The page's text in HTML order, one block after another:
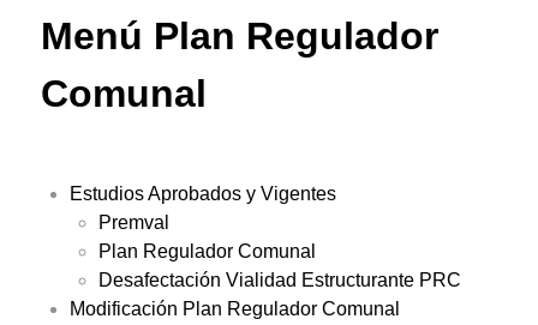
Menú Plan Regulador
Comunal
Estudios Aprobados y Vigentes
Premval
Plan Regulador Comunal
Desafectación Vialidad Estructurante PRC
Modificación Plan Regulador Comunal